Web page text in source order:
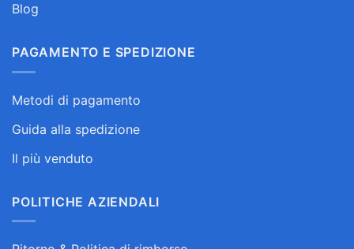
Blog
PAGAMENTO E SPEDIZIONE
Metodi di pagamento
Guida alla spedizione
Il più venduto
POLITICHE AZIENDALI